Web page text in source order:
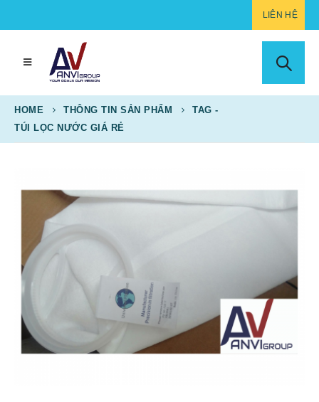
LIÊN HỆ
HOME THÔNG TIN SẢN PHẨM
TAG -
TÚI LỌC NƯỚC GIÁ RẺ